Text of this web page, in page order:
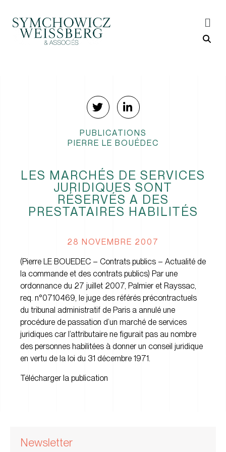
PUBLICATIONS
PIERRE LE BOUÉDEC
LES MARCHÉS DE SERVICES
JURIDIQUES SONT
RÉSERVÉS A DES
PRESTATAIRES HABILITÉS
28 NOVEMBRE 2007
(Pierre LE BOUEDEC – Contrats publics – Actualité de
la commande et des contrats publics) Par une
ordonnance du 27 juillet 2007, Palmier et Rayssac,
req. n°0710469, le juge des référés précontractuels
du tribunal administratif de Paris a annulé une
procédure de passation d’un marché de services
juridiques car l’attributaire ne figurait pas au nombre
des personnes habilitées à donner un conseil juridique
en vertu de la loi du 31 décembre 1971.
Télécharger la publication
Newsletter